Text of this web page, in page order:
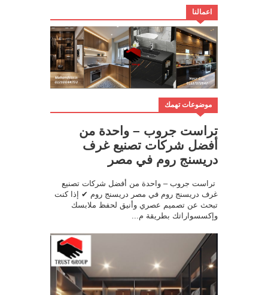
اعمالنا
موضوعات تهمك
تراست جروب – واحدة من
أفضل شركات تصنيع غرف
دريسنج روم في مصر
تراست جروب – واحدة من أفضل شركات تصنيع
غرف دريسنج روم في مصر دريسنج روم ✔ إذا كنت
تبحث عن تصميم عصري وأنيق لحفظ ملابسك
وإكسسواراتك بطريقة م...